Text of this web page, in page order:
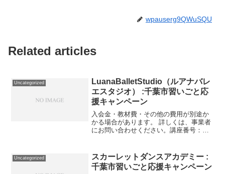
wpauserg9QWuSQU
Related articles
Uncategorized
LuanaBalletStudio（ルアナバレ
エスタジオ） :千葉市習いごと応
援キャンペーン
入会金・教材費・その他の費用が別途か
かる場合があります。 詳しくは、事業者
にお問い合わせください。講座番号：
対象講座番号：1692-01-...
Uncategorized
スカーレットダンスアカデミー :
千葉市習いごと応援キャンペーン